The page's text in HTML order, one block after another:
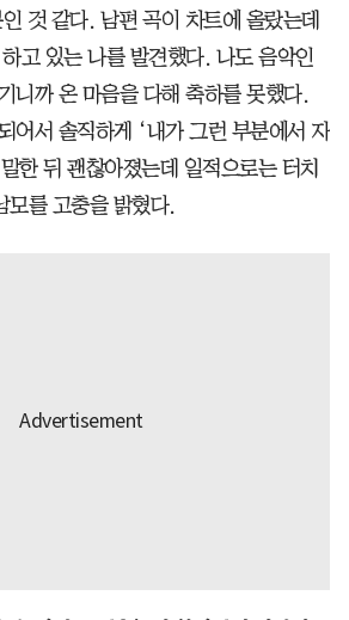
것 같다. 남편 곡이 차트에 올랐는데
고 있는 나를 발견했다. 나도 음악인
니까 온 마음을 다해 축하를 못했다.
어서 솔직하게 ‘내가 그런 부분에서 자
한 뒤 괜찮아졌는데 일적으로는 터치
모를 고충을 밝혔다.